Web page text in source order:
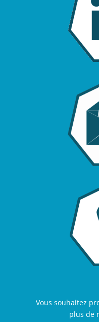
Vous souhaitez
plus de